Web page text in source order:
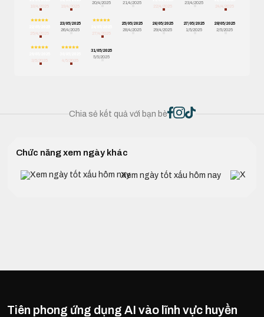
18/4/2025
19/4/2025
20/4/2025
21/4/2025
22/4/2025
23/4/2025
24/4/2025
25/4/2025
23/05/2025
26/4/2025
27/4/2025
25/05/2025
28/4/2025
26/05/2025
29/4/2025
27/05/2025
1/5/2025
28/05/2025
2/5/2025
3/5/2025
4/5/2025
31/05/2025
5/5/2025
Chia sẻ kết quả với bạn bè
Chức năng xem ngày khác
Xem ngày tốt xấu hôm nay
Tiên phong ứng dụng AI vào lĩnh vực huyền